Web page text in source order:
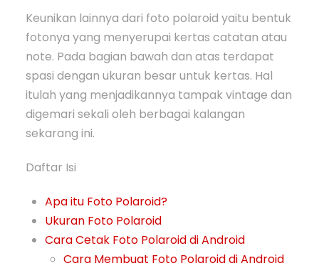
Keunikan lainnya dari foto polaroid yaitu bentuk
fotonya yang menyerupai kertas catatan atau
note. Pada bagian bawah dan atas terdapat
spasi dengan ukuran besar untuk kertas. Hal
itulah yang menjadikannya tampak vintage dan
digemari sekali oleh berbagai kalangan
sekarang ini.
Daftar Isi
Apa itu Foto Polaroid?
Ukuran Foto Polaroid
Cara Cetak Foto Polaroid di Android
Cara Membuat Foto Polaroid di Android